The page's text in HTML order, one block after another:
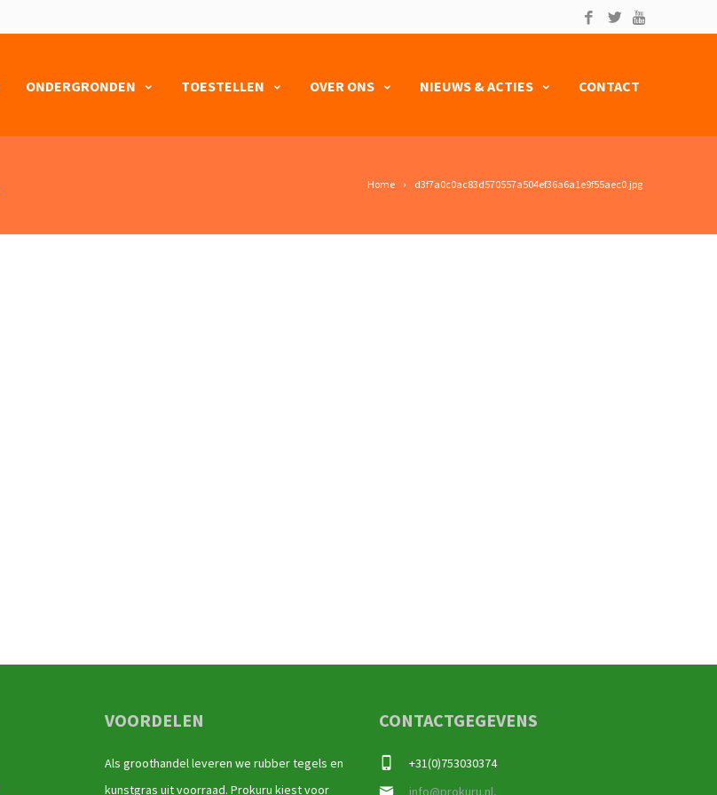
ONDERGRONDEN TOESTELLEN OVER ONS NIEUWS & ACTIES CONTACT
Home d3f7a0c0ac83d570557a504ef36a6a1e9f55aec0.jpg
VOORDELEN
Als groothandel leveren we rubber tegels en
kunstgras uit voorraad. Prokuru kiest voor
CONTACTGEGEVENS
+31(0)753030374
info@prokuru.nl,